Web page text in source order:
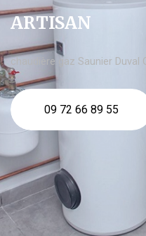
ARTISAN
chaudière gaz Saunier Duval
09 72 66 89 55